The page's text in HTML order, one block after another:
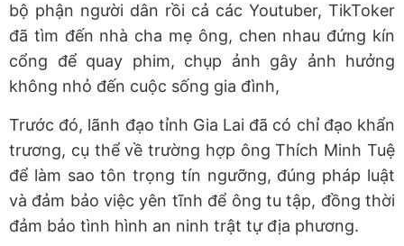
bộ phận người dân rồi cả các Youtuber, TikToker
đã tìm đến nhà cha mẹ ông, chen nhau đứng kín
cổng để quay phim, chụp ảnh gây ảnh hưởng
không nhỏ đến cuộc sống gia đình,
Trước đó, lãnh đạo tỉnh Gia Lai đã có chỉ đạo khẩn
trương, cụ thể về trường hợp ông Thích Minh Tuệ
để làm sao tôn trọng tín ngưỡng, đúng pháp luật
và đảm bảo việc yên tĩnh để ông tu tập, đồng thời
đảm bảo tình hình an ninh trật tự địa phương.